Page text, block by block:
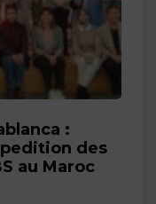
:
des
au Maroc